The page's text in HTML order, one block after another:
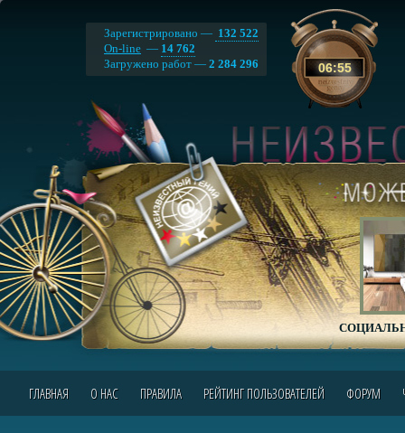
06:55
Зарегистрировано — 132 522
On-line — 14 762
Загружено работ — 2 284 296
ГЛАВНАЯ О НАС ПРАВИЛА РЕЙТИНГ ПОЛЬЗОВАТЕЛЕЙ ФОРУМ